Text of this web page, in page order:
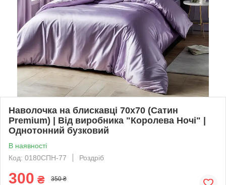
Наволочка на блискавці 70х70 (Сатин
Premium) | Від виробника "Королева Ночі" |
Однотонний бузковий
В наявності
Код: 0180СПН-77
Роздріб
300 ₴ 350 ₴